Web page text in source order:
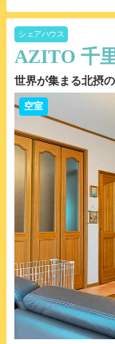
シェアハウス
AZITO 千
世界が集まる北摂
空室